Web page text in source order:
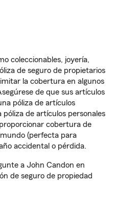
coleccionables, joyería,
de seguro de propietarios
la cobertura en algunos
de que sus artículos
póliza de artículos
póliza de artículos personales
cobertura de
(perfecta para
accidental o pérdida.
a John Candon en
de seguro de propiedad